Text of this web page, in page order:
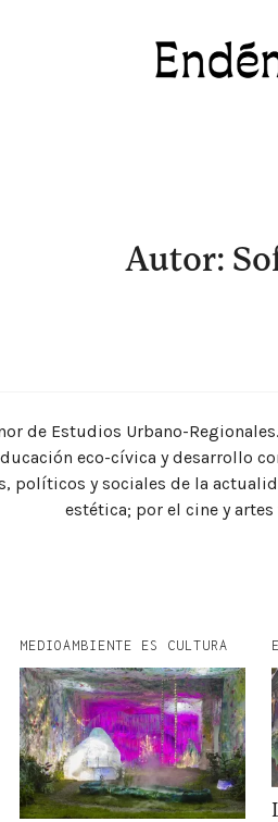
Autor:
de Estudios Urbano-
eco-cívica y desarrollo
políticos y sociales de la
estética; por el cine y
MEDIOAMBIENTE ES CULTURA
Explora la cultura creativa